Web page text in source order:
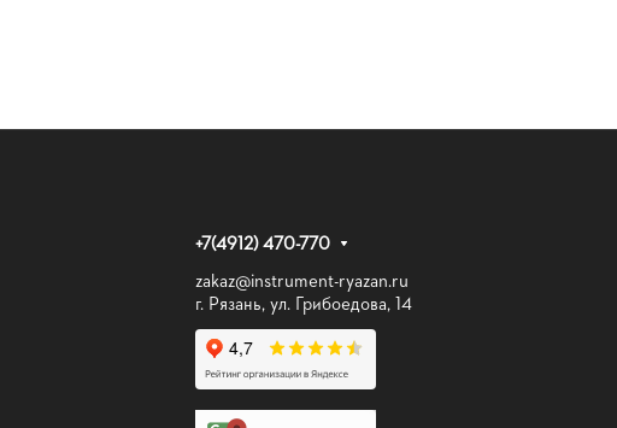
+7(4912) 470-770
zakaz@instrument-ryazan.ru
г. Рязань, ул. Грибоедова, 14